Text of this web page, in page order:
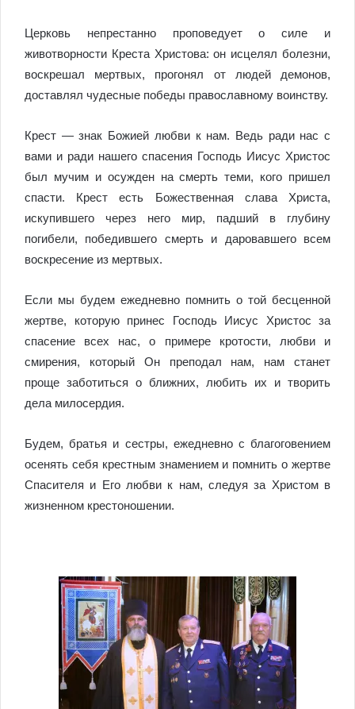
Церковь непрестанно проповедует о силе и
животворности Креста Христова: он исцелял болезни,
воскрешал мертвых, прогонял от людей демонов,
доставлял чудесные победы православному воинству.
Крест — знак Божией любви к нам. Ведь ради нас с
вами и ради нашего спасения Господь Иисус Христос
был мучим и осужден на смерть теми, кого пришел
спасти. Крест есть Божественная слава Христа,
искупивше­го через него мир, падший в глубину
погибели, победившего смерть и даровавше­го всем
воскресение из мертвых.
Если мы будем ежедневно помнить о той бесценной
жертве, которую принес Господь Иисус Христос за
спасение всех нас, о примере кротости, любви и
смирения, который Он преподал нам, нам станет
проще заботиться о ближних, любить их и творить
дела милосердия.
Будем, братья и сестры, ежедневно с благоговением
осенять себя крестным знамением и помнить о жертве
Спасителя и Его любви к нам, следуя за Христом в
жизненном крестоношении.